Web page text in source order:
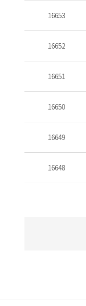
16653
16652
16651
16650
16649
16648